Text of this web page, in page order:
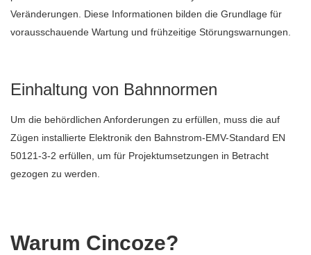
Veränderungen. Diese Informationen bilden die Grundlage für
vorausschauende Wartung und frühzeitige Störungswarnungen.
Einhaltung von Bahnnormen
Um die behördlichen Anforderungen zu erfüllen, muss die auf
Zügen installierte Elektronik den Bahnstrom-EMV-Standard EN
50121-3-2 erfüllen, um für Projektumsetzungen in Betracht
gezogen zu werden.
Warum Cincoze?